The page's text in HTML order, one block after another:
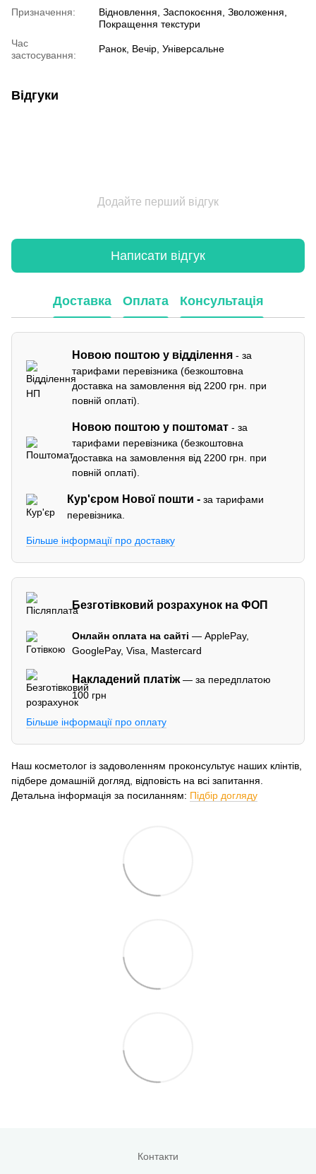
Призначення:
Відновлення, Заспокоєння, Зволоження,
Покращення текстури
Час
застосування:
Ранок, Вечір, Універсальне
Відгуки
Додайте перший відгук
Написати відгук
Доставка Оплата Консультація
Новою поштою у відділення - за
тарифами перевізника (безкоштовна
доставка на замовлення від 2200 грн. при
повній оплаті).
Новою поштою у поштомат - за
тарифами перевізника (безкоштовна
доставка на замовлення від 2200 грн. при
повній оплаті).
Кур'єром Нової пошти -за тарифами
перевізника.
Більше інформації про доставку
Безготівковий розрахунок на ФОП
Онлайн оплата на сайті — ApplePay,
GooglePay, Visa, Mastercard
Накладений платіж— за передплатою
100 грн
Більше інформації про оплату
Наш косметолог із задоволенням проконсультує наших клінтів,
підбере домашній догляд, відповість на всі запитання.
Детальна інформація за посиланням: Підбір догляду
Контакти